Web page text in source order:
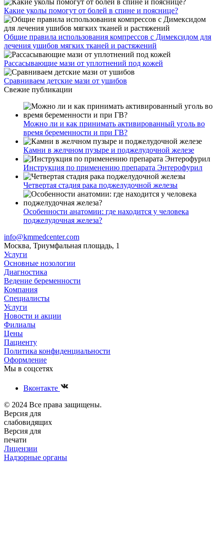
Какие уколы помогут от болей в спине и пояснице?
Общие правила использования компрессов с Димексидом для
лечения ушибов мягких тканей и растяжений
Рассасывающие мази от уплотнений под кожей
Сравниваем детские мази от ушибов
Свежие публикации
Можно ли и как принимать активированный уголь во
время беременности и при ГВ?
Камни в желчном пузыре и поджелудочной железе
Инструкция по применению препарата Энтерофурил
Четвертая стадия рака поджелудочной железы
Особенности анатомии: где находится у человека
поджелудочная железа?
info@kmmedcenter.com
Москва, Триумфальная площадь, 1
Услуги
Основные нозологии
Диагностика
Ведение беременности
Компания
Специалисты
Услуги
Новости и акции
Филиалы
Цены
Пациенту
Политика конфиденциальности
Оформление
Мы в соцсетях
Вконтакте
© 2024 Все права защищены.
Версия для
слабовидящих
Версия для
печати
Лицензии
Надзорные органы